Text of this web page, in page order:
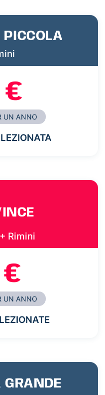
€
UN ANNO
Rimini
UN ANNO